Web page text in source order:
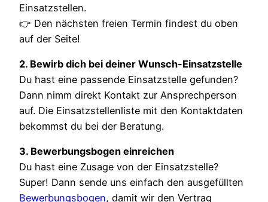
Einsatzstellen.
👉 Den nächsten freien Termin findest du oben
auf der Seite!
2. Bewirb dich bei deiner Wunsch-Einsatzstelle
Du hast eine passende Einsatzstelle gefunden?
Dann nimm direkt Kontakt zur Ansprechperson
auf. Die Einsatzstellenliste mit den Kontaktdaten
bekommst du bei der Beratung.
3. Bewerbungsbogen einreichen
Du hast eine Zusage von der Einsatzstelle?
Super! Dann sende uns einfach den ausgefüllten
Bewerbungsbogen, damit wir den Vertrag